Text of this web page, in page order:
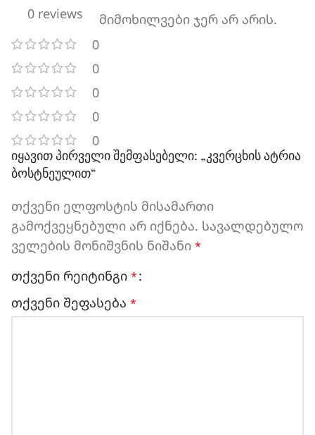
0 reviews
0
0
0
0
0
მიმოხილვები ჯერ არ არის.
იყავით პირველი შემფასებელი: „კვერცხის ატრია
ბოსტნეულით“
თქვენი ელფოსტის მისამართი
გამოქვეყნებული არ იქნება. სავალდებულო
ველების მონიშვნის ნიშანი *
თქვენი რეიტინგი *
თქვენი შეფასება *